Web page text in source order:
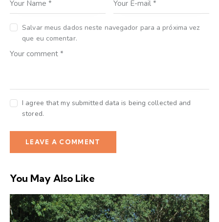
Salvar meus dados neste navegador para a próxima vez
que eu comentar.
I agree that my submitted data is being collected and
stored.
You May Also Like